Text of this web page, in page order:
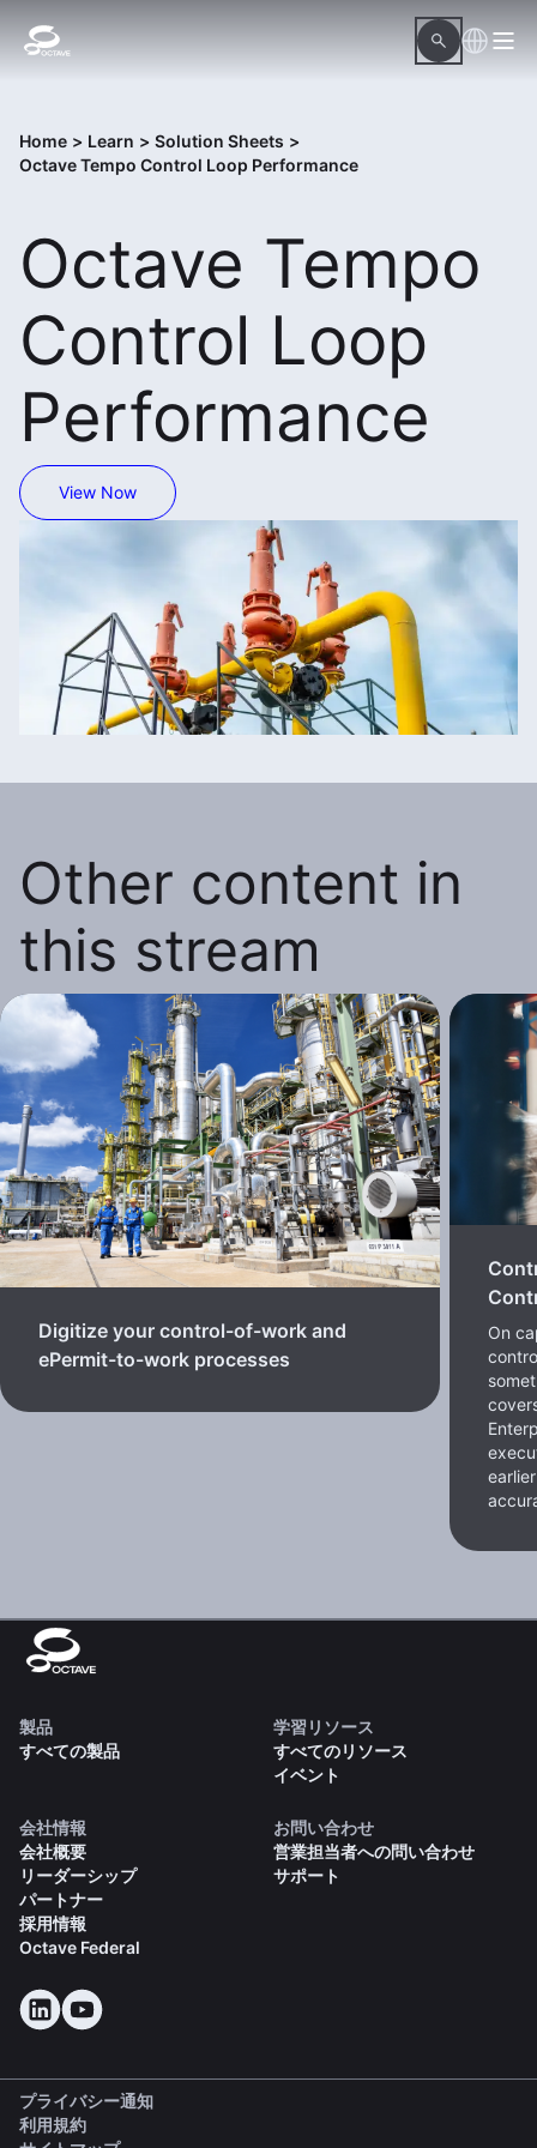
Home > Learn > Solution Sheets >
Octave Tempo Control Loop Performance
Octave Tempo
Control Loop
Performance
View Now
Other content in
this stream
Digitize your control-of-work and
ePermit-to-work processes
On
製品
すべての製品
学習リソース
すべてのリソース
イベント
会社情報
会社概要
リーダーシップ
パートナー
採用情報
Octave Federal
お問い合わせ
営業担当者への問い合わせ
サポート
プライバシー通知
利用規約